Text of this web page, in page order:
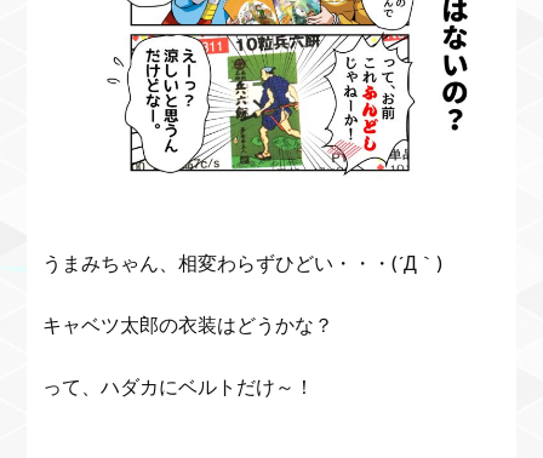
うまみちゃん、相変わらずひどい・・・(´Д｀)
キャベツ太郎の衣装はどうかな？
って、ハダカにベルトだけ～！